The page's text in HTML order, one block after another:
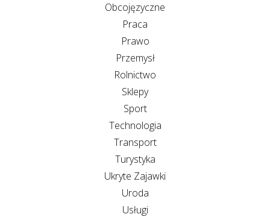
Obcojęzyczne
Praca
Prawo
Przemysł
Rolnictwo
Sklepy
Sport
Technologia
Transport
Turystyka
Ukryte Zajawki
Uroda
Usługi